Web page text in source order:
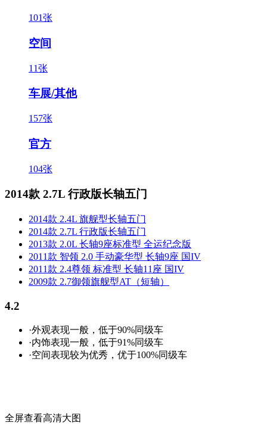
101张
空间
11张
车展/其他
157张
官方
104张
2014款 2.7L 行政版长轴五门
2014款 2.4L 旗舰型长轴五门
2014款 2.7L 行政版长轴五门
2013款 2.0L 长轴9座标准型 全运纪念版
2011款 智领 2.0 手动豪华型 长轴9座 国IV
2011款 2.4尊领 标准型 长轴11座 国IV
2009款 2.7御领旗舰型AT（短轴）
4.2
·外观表现一般，低于90%同级车
·内饰表现一般，低于91%同级车
·空间表现较为优秀，优于100%同级车
全屏查看高清大图